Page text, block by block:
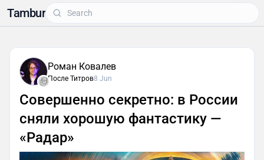
Tambur
Роман Ковалев
После Титров8 Jun
Совершенно секретно: в России
сняли хорошую фантастику —
«Радар»